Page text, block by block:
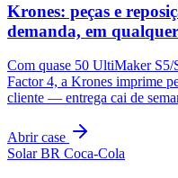
Krones: peças e
demanda, em
Com quase 50 UltiMaker S5/
Factor 4, a Krones imprime
cliente — entrega cai de
Abrir case
Solar BR Coca-Cola